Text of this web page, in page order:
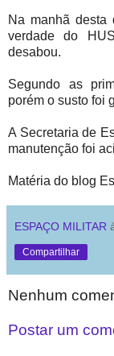
Na manhã desta
verdade do
desabou.
Segundo as
porém o susto foi
A Secretaria de
manutenção foi
Matéria do blog
ESPAÇO MILITAR
Compartilhar
Nenhum
Postar um